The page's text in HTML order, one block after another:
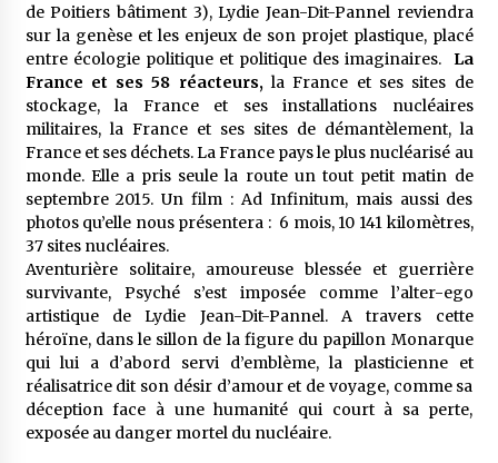
de Poitiers bâtiment 3), Lydie Jean-Dit-Pannel reviendra
sur la genèse et les enjeux de son projet plastique, placé
entre écologie politique et politique des imaginaires.
La
France et ses 58 réacteurs,la France et ses sites de
stockage, la France et ses installations nucléaires
militaires, la France et ses sites de démantèlement, la
France et ses déchets. La France pays le plus nucléarisé au
monde. Elle a pris seule la route un tout petit matin de
septembre 2015. Un film : Ad Infinitum, mais aussi des
photos qu’elle nous présentera : 6 mois, 10 141 kilomètres,
37 sites nucléaires.
Aventurière solitaire, amoureuse blessée et guerrière
survivante, Psyché s’est imposée comme l’alter-ego
artistique de Lydie Jean-Dit-Pannel. A travers cette
héroïne, dans le sillon de la figure du papillon Monarque
qui lui a d’abord servi d’emblème, la plasticienne et
réalisatrice dit son désir d’amour et de voyage, comme sa
déception face à une humanité qui court à sa perte,
exposée au danger mortel du nucléaire.